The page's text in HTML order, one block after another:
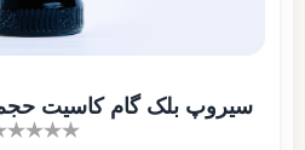
سیروپ بلک گام کاسیت حجم ۱۰۰۰